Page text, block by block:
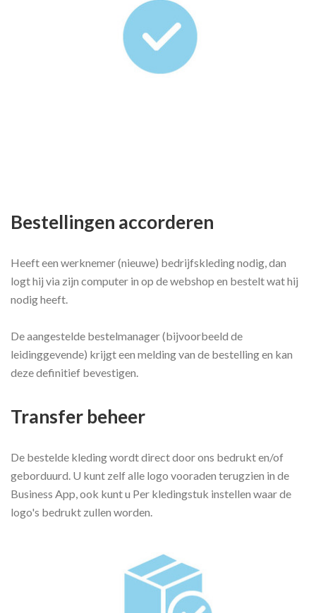
Bestellingen accorderen
Heeft een werknemer (nieuwe) bedrijfskleding nodig, dan
logt hij via zijn computer in op de webshop en bestelt wat hij
nodig heeft.
De aangestelde bestelmanager (bijvoorbeeld de
leidinggevende) krijgt een melding van de bestelling en kan
deze definitief bevestigen.
Transfer beheer
De bestelde kleding wordt direct door ons bedrukt en/of
geborduurd. U kunt zelf alle logo vooraden terugzien in de
Business App, ook kunt u Per kledingstuk instellen waar de
logo's bedrukt zullen worden.